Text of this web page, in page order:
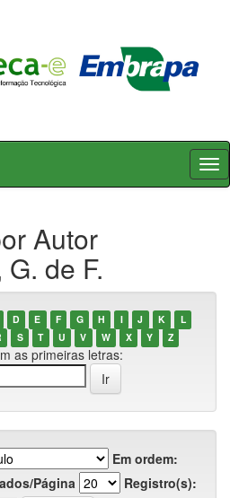
Autor
de F.
D E F G H I J K
L
S T U V W X Y Z
as primeiras letras:
Em ordem:
Página
Registro(s):